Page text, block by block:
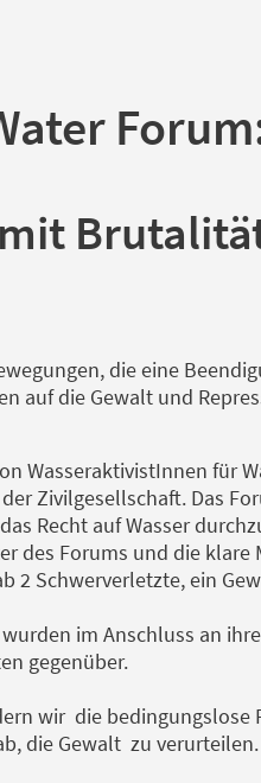
die eine
auf die Gewalt und
WasseraktivistInnen für
Zivilgesellschaft. Das
Recht auf Wasser
des Forums und die klare
2 Schwerverletzte, ein
im Anschluss an
gegenüber.
wir die bedingungslose
die Gewalt zu verurteilen.